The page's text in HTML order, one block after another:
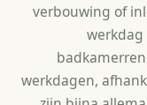
verbouwing of
werkdag
werkdagen,